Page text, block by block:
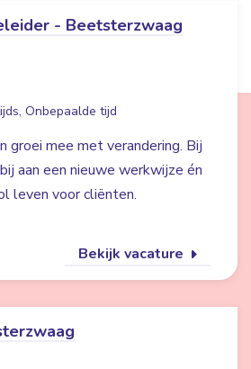
- Beetsterzwaag
Onbepaalde tijd
groei mee met verandering. Bij
aan een nieuwe werkwijze én
leven voor cliënten.
Bekijk vacature